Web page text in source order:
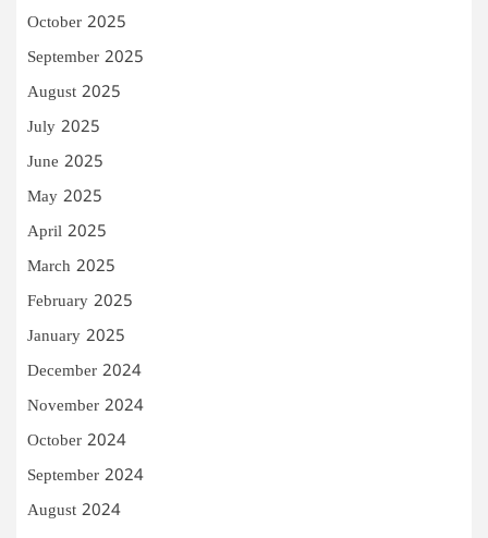
October 2025
September 2025
August 2025
July 2025
June 2025
May 2025
April 2025
March 2025
February 2025
January 2025
December 2024
November 2024
October 2024
September 2024
August 2024